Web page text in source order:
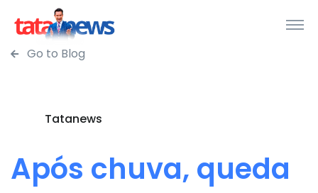
Go to Blog
Tatanews
Após chuva, queda